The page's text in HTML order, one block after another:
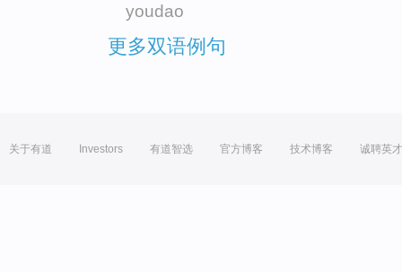
youdao
更多双语例句
关于有道 Investors 有道智选 官方博客 技术博客 诚聘英才